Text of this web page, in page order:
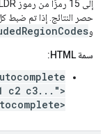
حصر النتائج. إذا تم ضبط
و
سمة HTML:
c2 c3...">